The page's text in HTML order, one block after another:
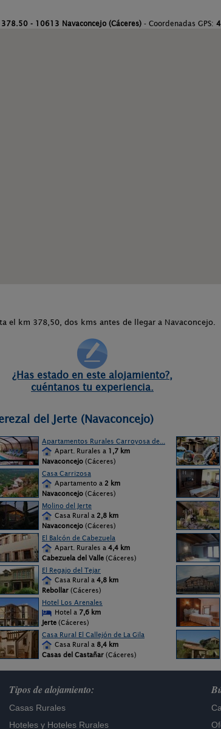
- 10613 Navaconcejo (Cáceres) - Coordenadas GPS:
el km 378,50, dos kms antes de llegar a Navaconcejo.
¿Has estado en este alojamiento?,
cuéntanos tu experiencia.
del Jerte (Navaconcejo)
Apartamentos Rurales Carroyosa de...
Apart. Rurales a 1,7 km
Navaconcejo (Cáceres)
Casa Carrizosa
Apartamento a 2 km
Navaconcejo (Cáceres)
Molino del Jerte
Casa Rural a 2,8 km
Navaconcejo (Cáceres)
El Balcón de Cabezuela
Apart. Rurales a 4,4 km
Cabezuela del Valle (Cáceres)
El Regajo del Tejar
Casa Rural a 4,8 km
Rebollar (Cáceres)
Hotel Los Arenales
Hotel a 7,6 km
Jerte (Cáceres)
Casa Rural El Callejón de La Gila
Casa Rural a 8,4 km
Casas del Castañar (Cáceres)
Tipos de alojamiento:
Casas Rurales
Hoteles y Hoteles Rurales